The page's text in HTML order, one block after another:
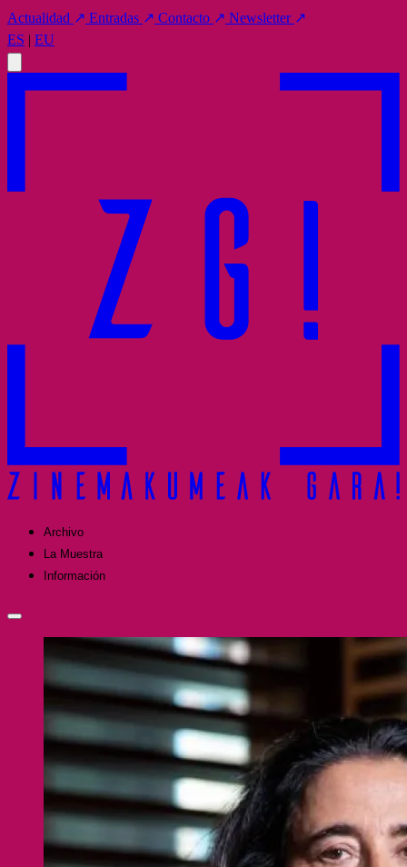
Actualidad ↗ Entradas ↗ Contacto ↗ Newsletter ↗
ES | EU
Archivo
La Muestra
Información